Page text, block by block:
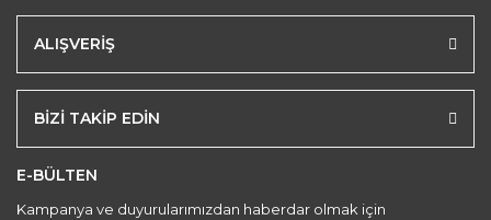
ALIŞVERİŞ
BİZİ TAKİP EDİN
E-BÜLTEN
Kampanya ve duyurularımızdan haberdar olmak için